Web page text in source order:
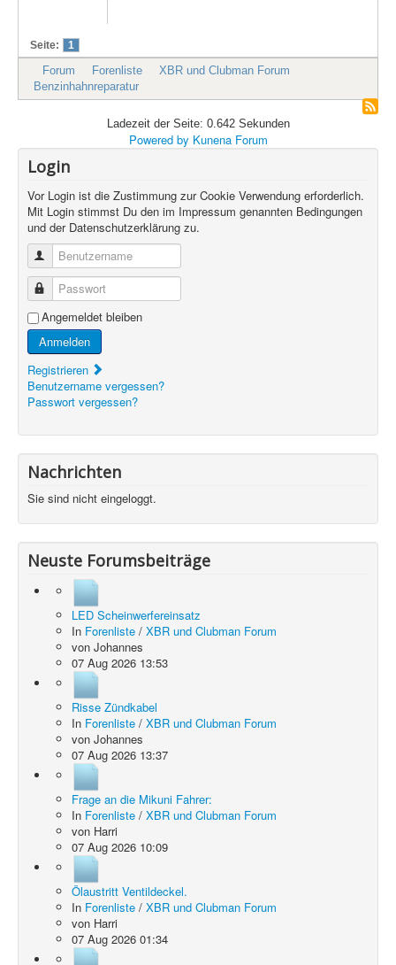
Seite: 1
Forum Forenliste
XBR und Clubman Forum
Benzinhahnreparatur
Ladezeit der Seite: 0.642 Sekunden
Powered by Kunena Forum
Login
Vor Login ist die Zustimmung zur Cookie Verwendung erforderlich.
Mit Login stimmst Du den im Impressum genannten Bedingungen
und der Datenschutzerklärung zu.
Benutzername
Passwort
Angemeldet bleiben
Anmelden
Registrieren
Benutzername vergessen?
Passwort vergessen?
Nachrichten
Sie sind nicht eingeloggt.
Neuste Forumsbeiträge
LED Scheinwerfereinsatz
In Forenliste / XBR und Clubman Forum
von Johannes
07 Aug 2026 13:53
Risse Zündkabel
In Forenliste / XBR und Clubman Forum
von Johannes
07 Aug 2026 13:37
Frage an die Mikuni Fahrer:
In Forenliste / XBR und Clubman Forum
von Harri
07 Aug 2026 10:09
Ölaustritt Ventildeckel.
In Forenliste / XBR und Clubman Forum
von Harri
07 Aug 2026 01:34